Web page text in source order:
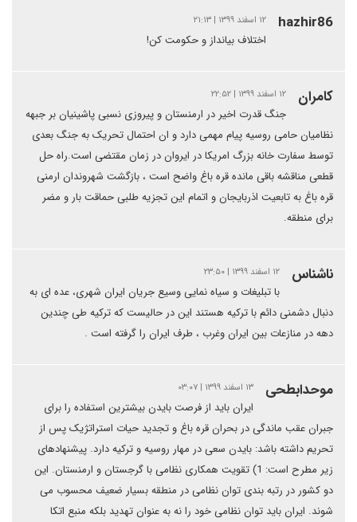
hazhir86 ۱۲ اسفند ۱۳۹۹ | ۲۱:۱۳
اختلاف بیانداز و حکومت کن!
كامران ۱۲ اسفند ۱۳۹۹ | ۲۲:۵۲
جنگ قدرت اخیر در ارمنستان و پیروزی نسبی پاشینیان بر جبهه
نظامیان حامی روسیه پیام مهمی دارد و ان احتمال تحریک به جنگ بعدی
توسط سفارت خانه بزرگ امریکا در ایروان در زمان مقتضی است.راه حل
قطعی مناقشه باقی مانده قره باغ واضح است ، بازگشت شهروندان ارمنی
قره باغ به تابعیت اذربایجان و اتمام این تجزیه طلبی حماقت بار و مضر
برای منطقه.
ناشناس ۱۲ اسفند ۱۳۹۹ | ۲۳:۵۰
با تبلیغات و سیاه نمایی وسیع جریان ایران شهری، عده ای به
دنبال دشمنی دائم با ترکیه هستند این در حالیست که ترکیه طی چندین
دهه در منازعات بین ایران وغرب ، طرف ایران را گرفته است .
موحدابطحی ۱۳ اسفند ۱۳۹۹ | ۰۳:۰۷
ایران باید از فرصت بایدن بیشترین استفاده را برای
جبران عقب ماندگی در بحران قره باغ و تجدید حیات استراتژیک پس از
تحریم داشته باشد: بایدن سعی در مهار روسیه و ترکیه دارد. پیشنهادهای
زیر مطرح است: 1) تقویت همکاری نظامی با گرجستان و ارمنستان. این
دو کشور در رتبه بندی توان نظامی در منطقه بسیار ضعیف محسوب می
شوند. ایران باید توان نظامی خود را نه به عنوان تهدید بلکه منبع اتکا